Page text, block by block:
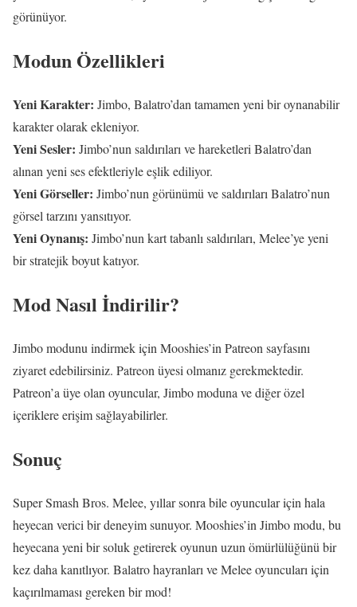
görünüyor.
Modun Özellikleri
Yeni Karakter: Jimbo, Balatro’dan tamamen yeni bir oynanabilir
karakter olarak ekleniyor.
Yeni Sesler: Jimbo’nun saldırıları ve hareketleri Balatro’dan
alınan yeni ses efektleriyle eşlik ediliyor.
Yeni Görseller: Jimbo’nun görünümü ve saldırıları Balatro’nun
görsel tarzını yansıtıyor.
Yeni Oynanış: Jimbo’nun kart tabanlı saldırıları, Melee’ye yeni
bir stratejik boyut katıyor.
Mod Nasıl İndirilir?
Jimbo modunu indirmek için Mooshies’in Patreon sayfasını
ziyaret edebilirsiniz. Patreon üyesi olmanız gerekmektedir.
Patreon’a üye olan oyuncular, Jimbo moduna ve diğer özel
içeriklere erişim sağlayabilirler.
Sonuç
Super Smash Bros. Melee, yıllar sonra bile oyuncular için hala
heyecan verici bir deneyim sunuyor. Mooshies’in Jimbo modu, bu
heyecana yeni bir soluk getirerek oyunun uzun ömürlülüğünü bir
kez daha kanıtlıyor. Balatro hayranları ve Melee oyuncuları için
kaçırılmaması gereken bir mod!